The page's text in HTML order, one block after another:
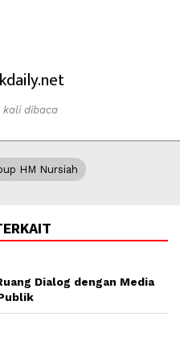
kali dibaca
HM Nursiah
Dialog dengan Media